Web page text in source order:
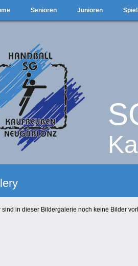
Senioren Junioren
sind in dieser Bildergalerie noch keine Bilder